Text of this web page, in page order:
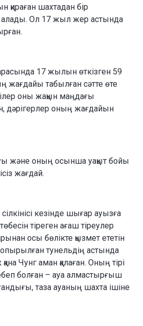
шахтадан бір
Ол 17 жыл жер астында
17 жылын өткізген 59
жағдайы табылған сәтте өте
оны жақын маңдағы
дәрігерлер оның жағдайын
және оның осынша уақыт бойы
жағдай.
кезінде шығар ауызға
тіреген ағаш тіреулер
осы бөлікте қызмет ететін
тунельдің астында
қана Чунг аман қалаған. Оның тірі
болған – ауа алмастырғыш
таза ауаның шахта ішіне